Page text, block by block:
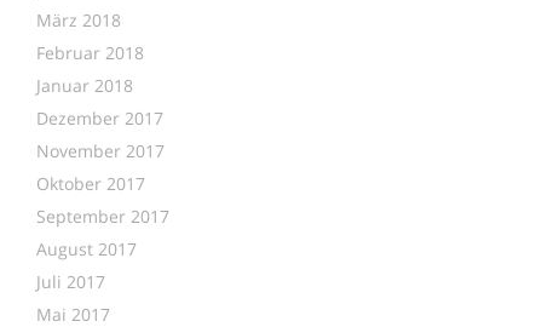
März 2018
Februar 2018
Januar 2018
Dezember 2017
November 2017
Oktober 2017
September 2017
August 2017
Juli 2017
Mai 2017